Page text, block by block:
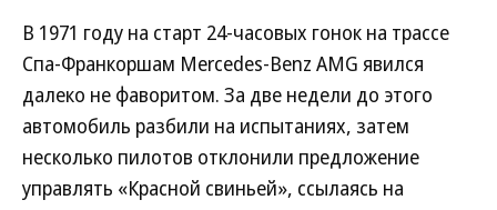
В 1971 году на старт 24-часовых гонок на трассе
Спа-Франкоршам Mercedes-Benz AMG явился
далеко не фаворитом. За две недели до этого
автомобиль разбили на испытаниях, затем
несколько пилотов отклонили предложение
управлять «Красной свиньей», ссылаясь на